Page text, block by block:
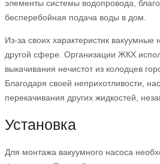
элементы системы водопровода,
бесперебойная подача воды в дом.
Из-за своих характеристик
другой сфере. Организации ЖКХ
выкачивания нечистот из колодцев
Благодаря своей неприхотливости,
перекачивания других жидкостей,
Установка
Для монтажа вакуумного насоса